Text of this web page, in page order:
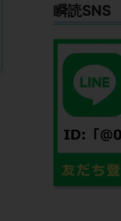
瞬読SNS